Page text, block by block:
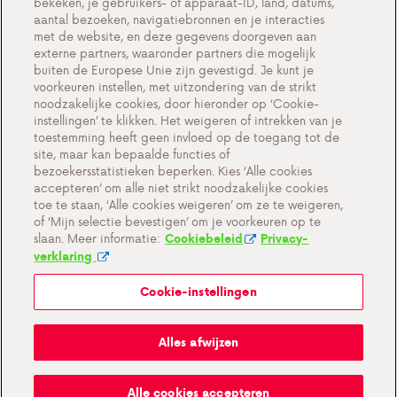
Contact
Cookie-instellingen
Belangrijke documenten en algemene
voorwaarden
Privacy en cookiebeleid BE
Mijn Antargaz
Ruik je gas?
aantal bezoeken, navigatiebronnen en je interacties
met de website, en deze gegevens doorgeven aan
externe partners, waaronder partners die mogelijk
buiten de Europese Unie zijn gevestigd. Je kunt je
voorkeuren instellen, met uitzondering van de strikt
noodzakelijke cookies, door hieronder op ‘Cookie-
instellingen’ te klikken. Het weigeren of intrekken van je
toestemming heeft geen invloed op de toegang tot de
site, maar kan bepaalde functies of
bezoekersstatistieken beperken. Kies ‘Alle cookies
accepteren’ om alle niet strikt noodzakelijke cookies
toe te staan, ‘Alle cookies weigeren’ om ze te weigeren,
of ‘Mijn selectie bevestigen’ om je voorkeuren op te
slaan. Meer informatie: Cookiebeleid
Privacy-
verklaring
Cookie-instellingen
Alles afwijzen
Alle cookies accepteren